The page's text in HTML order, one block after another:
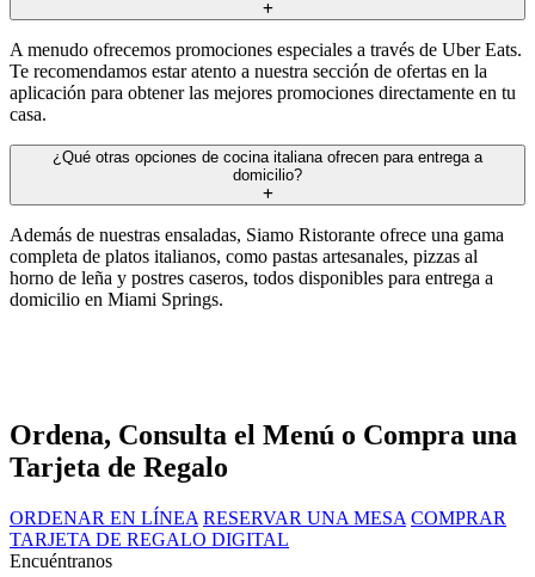
A menudo ofrecemos promociones especiales a través de Uber Eats.
Te recomendamos estar atento a nuestra sección de ofertas en la
aplicación para obtener las mejores promociones directamente en tu
casa.
¿Qué otras opciones de cocina italiana ofrecen para entrega a
domicilio?
Además de nuestras ensaladas, Siamo Ristorante ofrece una gama
completa de platos italianos, como pastas artesanales, pizzas al
horno de leña y postres caseros, todos disponibles para entrega a
domicilio en Miami Springs.
Ordena, Consulta el Menú o Compra una
Tarjeta de Regalo
ORDENAR EN LÍNEA RESERVAR UNA MESA COMPRAR
TARJETA DE REGALO DIGITAL
Encuéntranos